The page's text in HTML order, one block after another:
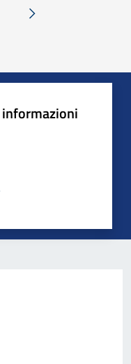
Successiva »
informazioni